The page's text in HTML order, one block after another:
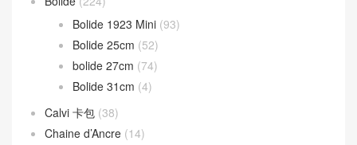
Bolide 1923 Mini (93)
Bolide 25cm (52)
bolide 27cm (74)
Bolide 31cm (4)
Calvi 卡包 (38)
Chaine d’Ancre (14)